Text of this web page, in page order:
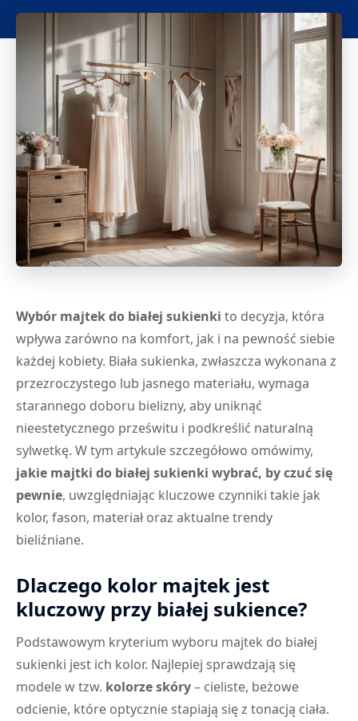
Wybór majtek do białej sukienki to decyzja, która
wpływa zarówno na komfort, jak i na pewność siebie
każdej kobiety. Biała sukienka, zwłaszcza wykonana z
przezroczystego lub jasnego materiału, wymaga
starannego doboru bielizny, aby uniknąć
nieestetycznego prześwitu i podkreślić naturalną
sylwetkę. W tym artykule szczegółowo omówimy,
jakie majtki do białej sukienki wybrać, by czuć się
pewnie, uwzględniając kluczowe czynniki takie jak
kolor, fason, materiał oraz aktualne trendy
bieliźniane.
Dlaczego kolor majtek jest
kluczowy przy białej sukience?
Podstawowym kryterium wyboru majtek do białej
sukienki jest ich kolor. Najlepiej sprawdzają się
modele w tzw. kolorze skóry– cieliste, beżowe
odcienie, które optycznie stapiają się z tonacją ciała.